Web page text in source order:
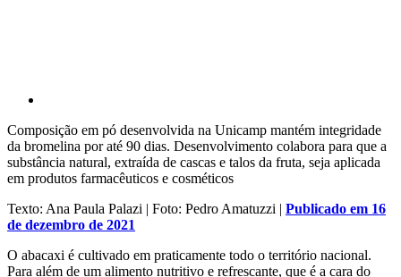
Composição em pó desenvolvida na Unicamp mantém integridade
da bromelina por até 90 dias. Desenvolvimento colabora para que a
substância natural, extraída de cascas e talos da fruta, seja aplicada
em produtos farmacêuticos e cosméticos
Texto: Ana Paula Palazi | Foto: Pedro Amatuzzi | Publicado em 16
de dezembro de 2021
O abacaxi é cultivado em praticamente todo o território nacional.
Para além de um alimento nutritivo e refrescante, que é a cara do